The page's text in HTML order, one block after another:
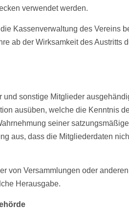
verwendet werden.
Kassenverwaltung des Vereins
ab der Wirksamkeit des Austritts
sonstige Mitglieder
ausüben, welche die Kenntnis
seiner
aus, dass die Mitgliederdaten
von Versammlungen oder
Herausgabe.